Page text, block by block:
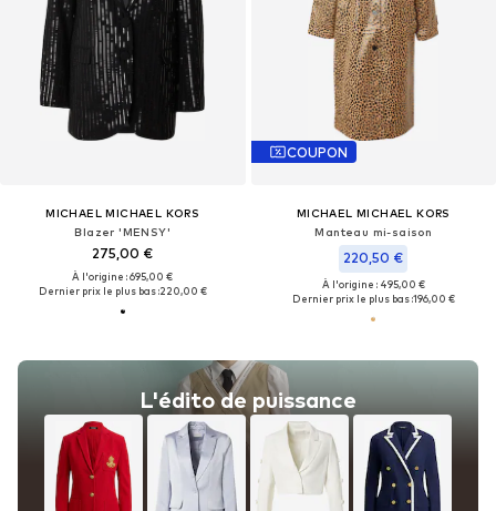
MICHAEL MICHAEL KORS
Blazer 'MENSY'
275,00 €
À l'origine : 695,00 €
Dernier prix le plus bas :220,00 €
L'édito de puissance
COUPON
MICHAEL MICHAEL KORS
Manteau mi-saison
220,50 €
À l'origine : 495,00 €
Dernier prix le plus bas :196,00 €